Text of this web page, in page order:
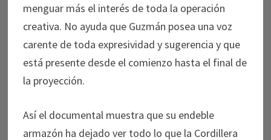
menguar más el interés de toda la operación
creativa. No ayuda que Guzmán posea una voz
carente de toda expresividad y sugerencia y que
está presente desde el comienzo hasta el final de
la proyección.
Así el documental muestra que su endeble
armazón ha dejado ver todo lo que la Cordillera